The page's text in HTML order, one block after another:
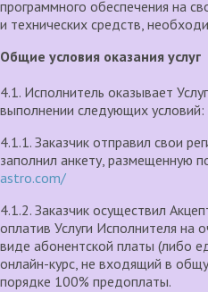
программного обеспечения на
и технических средств,
Общие условия оказания услуг
4.1. Исполнитель оказывает
выполнении следующих условий:
4.1.1. Заказчик отправил свои
заполнил анкету, размещенную
astro.com/
4.1.2. Заказчик осуществил
оплатив Услуги Исполнителя на
виде абонентской платы (либо
онлайн-курс, не входящий в
порядке 100% предоплаты.